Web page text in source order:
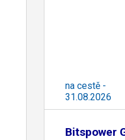
na cestě -
31.08.2026
Bitspower